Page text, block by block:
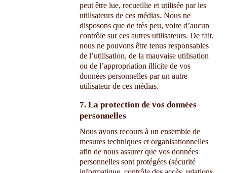
peut être lue, recueillie et utilisée par les
utilisateurs de ces médias. Nous ne
disposons que de très peu, voire d’aucun
contrôle sur ces autres utilisateurs. De fait,
nous ne pouvons être tenus responsables
de l’utilisation, de la mauvaise utilisation
ou de l’appropriation illicite de vos
données personnelles par un autre
utilisateur de ces médias.
7. La protection de vos données
personnelles
Nous avons recours à un ensemble de
mesures techniques et organisationnelles
afin de nous assurer que vos données
personnelles sont protégées (sécurité